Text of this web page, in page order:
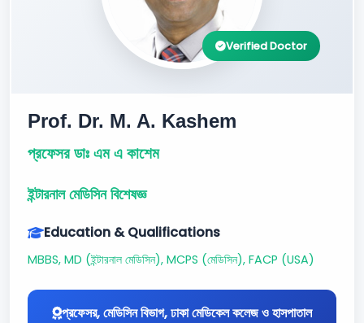
Verified Doctor
Prof. Dr. M. A. Kashem
প্রফেসর ডাঃ এম এ কাশেম
ইন্টারনাল মেডিসিন বিশেষজ্ঞ
Education & Qualifications
MBBS, MD (ইন্টারনাল মেডিসিন), MCPS (মেডিসিন), FACP (USA)
প্রফেসর, মেডিসিন বিভাগ, ঢাকা মেডিকেল কলেজ ও হাসপাতাল